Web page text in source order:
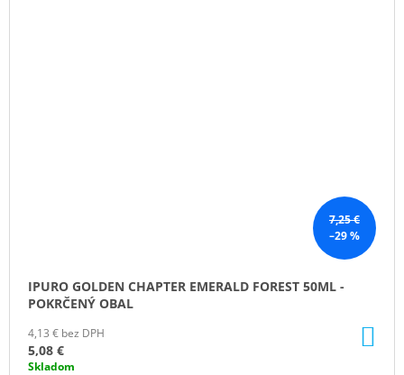
7,25 €
–29 %
IPURO GOLDEN CHAPTER EMERALD FOREST 50ML -
POKRČENÝ OBAL
4,13 € bez DPH
5,08 €
Skladom